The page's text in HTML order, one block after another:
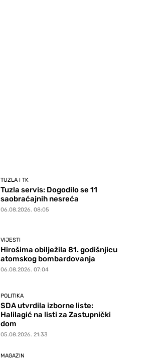
TUZLA I TK
Tuzla servis: Dogodilo se 11
saobraćajnih nesreća
06.08.2026. 08:05
VIJESTI
Hirošima obilježila 81. godišnjicu
atomskog bombardovanja
06.08.2026. 07:04
POLITIKA
SDA utvrdila izborne liste:
Halilagić na listi za Zastupnički
dom
05.08.2026. 21:33
MAGAZIN